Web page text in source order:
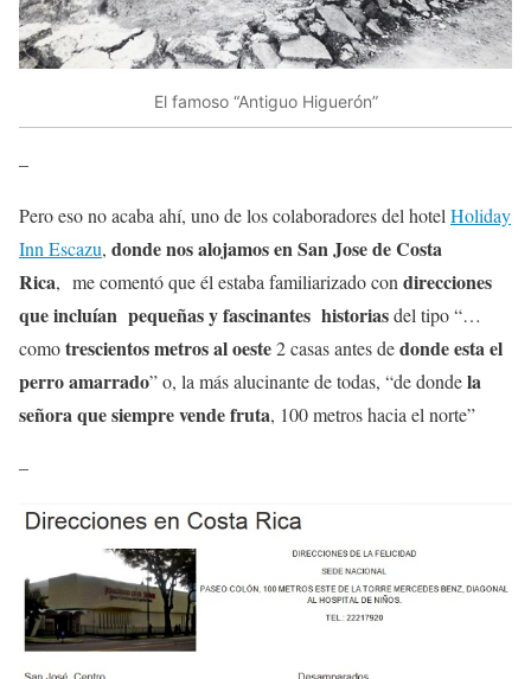
El famoso “Antiguo Higuerón”
–
Pero eso no acaba ahí, uno de los colaboradores del hotel Holiday
Inn Escazu, donde nos alojamos en San Jose de Costa
Rica, me comentó que él estaba familiarizado con direcciones
que incluían pequeñas y fascinantes historiasdel tipo “…
comotrescientos metros al oeste2 casas antes dedonde esta el
perro amarrado” o, la más alucinante de todas, “de dondela
señora que siempre vende fruta, 100 metros hacia el norte”
–